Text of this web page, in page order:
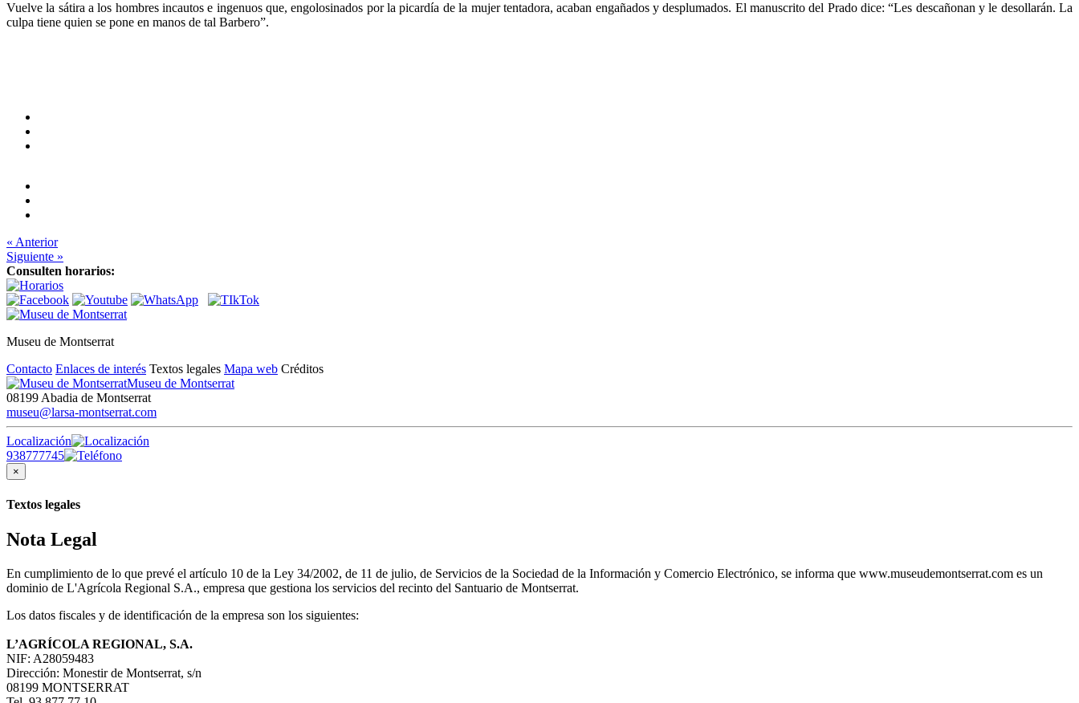
Vuelve la sátira a los hombres incautos e ingenuos que, engolosinados por la picardía de la mujer tentadora, acaban engañados y desplumados. El manuscrito del Prado dice: “Les descañonan y le desollarán. La
culpa tiene quien se pone en manos de tal Barbero”.
« Anterior
Siguiente »
Consulten horarios:
Museu de Montserrat
Contacto Enlaces de interés Textos legales Mapa web Créditos
Museu de Montserrat
08199 Abadia de Montserrat
museu@larsa-montserrat.com
Localización
938777745
×
Textos legales
Nota Legal
En cumplimiento de lo que prevé el artículo 10 de la Ley 34/2002, de 11 de julio, de Servicios de la Sociedad de la Información y Comercio Electrónico, se informa que www.museudemontserrat.com es un
dominio de L'Agrícola Regional S.A., empresa que gestiona los servicios del recinto del Santuario de Montserrat.
Los datos fiscales y de identificación de la empresa son los siguientes:
L’AGRÍCOLA REGIONAL, S.A.
NIF: A28059483
Dirección: Monestir de Montserrat, s/n
08199 MONTSERRAT